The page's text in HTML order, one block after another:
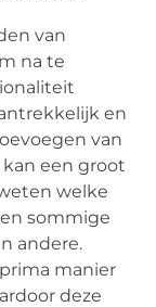
van
na te
en
van
een groot
welke
sommige
andere.
manier
deze